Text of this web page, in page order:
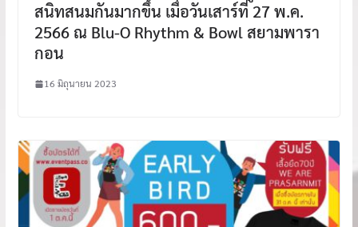
สนิทสนมกันมากขึ้น เมื่อวันเสาร์ที่ 27 พ.ค.
2566 ณ Blu-O Rhythm & Bowl สยามพารา
กอน
16 มิถุนายน 2023